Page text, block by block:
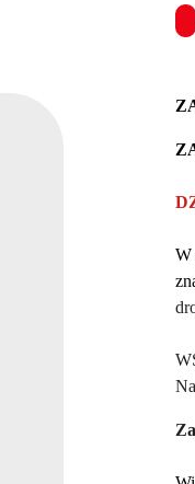
W
Na